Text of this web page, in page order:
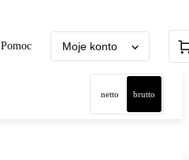
Pomoc Moje konto
netto brutto